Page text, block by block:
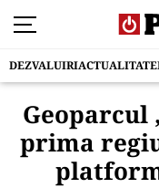
DEZVALUIRIACTUALITATE
Geoparcul
prima